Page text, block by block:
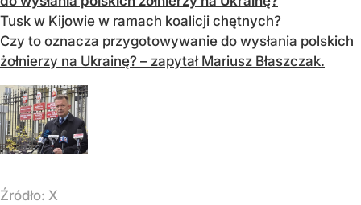
Tusk w Kijowie w ramach koalicji chętnych?
Czy to oznacza przygotowywanie do wysłania polskich
żołnierzy na Ukrainę? – zapytał Mariusz Błaszczak.
Źródło: X